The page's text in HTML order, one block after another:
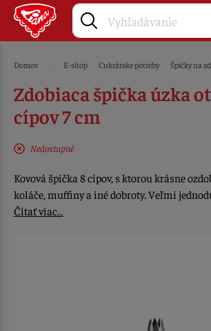
Domov E-shop Cukrárske potreby Špičky na
Zdobiaca špička úzka
cípov 7 cm
Nedostupné
Kovová špička 8 cípov, s ktorou krásne
koláče, muffiny a iné dobroty. Veľmi
Čítať viac…